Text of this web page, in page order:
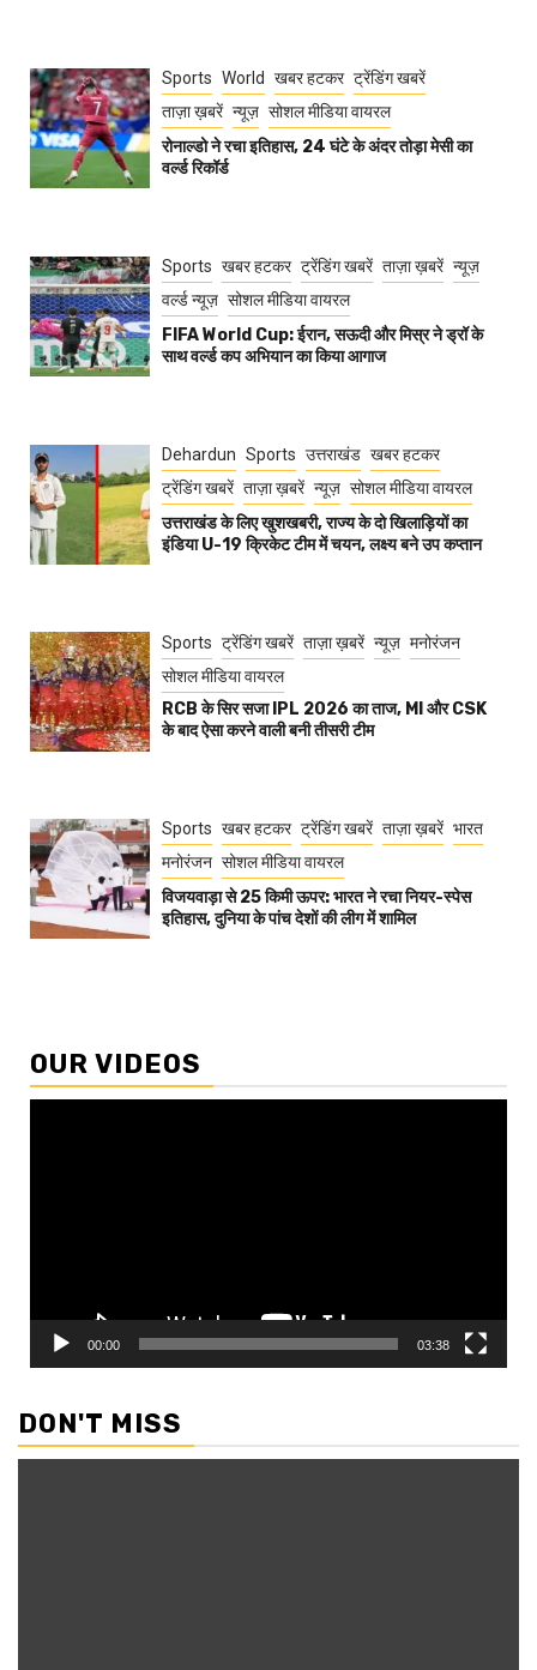
Sports World खबर हटकर ट्रेंडिंग खबरें
ताज़ा ख़बरें न्यूज़ सोशल मीडिया वायरल
रोनाल्डो ने रचा इतिहास, 24 घंटे के अंदर तोड़ा मेसी का
वर्ल्ड रिकॉर्ड
Sports खबर हटकर ट्रेंडिंग खबरें ताज़ा ख़बरें न्यूज़
वर्ल्ड न्यूज़ सोशल मीडिया वायरल
FIFA World Cup: ईरान, सऊदी और मिस्र ने ड्रॉ के
साथ वर्ल्ड कप अभियान का किया आगाज
Dehardun Sports उत्तराखंड खबर हटकर
ट्रेंडिंग खबरें ताज़ा ख़बरें न्यूज़ सोशल मीडिया वायरल
उत्तराखंड के लिए खुशखबरी, राज्य के दो खिलाड़ियों का
इंडिया U-19 क्रिकेट टीम में चयन, लक्ष्य बने उप कप्तान
Sports ट्रेंडिंग खबरें ताज़ा ख़बरें न्यूज़ मनोरंजन
सोशल मीडिया वायरल
RCB के सिर सजा IPL 2026 का ताज, MI और CSK
के बाद ऐसा करने वाली बनी तीसरी टीम
Sports खबर हटकर ट्रेंडिंग खबरें ताज़ा ख़बरें भारत
मनोरंजन सोशल मीडिया वायरल
विजयवाड़ा से 25 किमी ऊपर: भारत ने रचा नियर-स्पेस
इतिहास, दुनिया के पांच देशों की लीग में शामिल
OUR VIDEOS
00:00 03:38
DON'T MISS